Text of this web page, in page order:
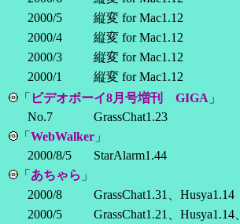
2000/5
縦変 for Mac1.12
2000/4
縦変 for Mac1.12
2000/3
縦変 for Mac1.12
2000/1
縦変 for Mac1.12
「 ビデオボーイ8月号増刊 GIGA 」
No.7
GrassChat1.23
「 WebWalker 」
2000/8/5
StarAlarm1.44
「 あちゃら 」
2000/8
GrassChat1.31、Husya1.14
2000/5
GrassChat1.21、